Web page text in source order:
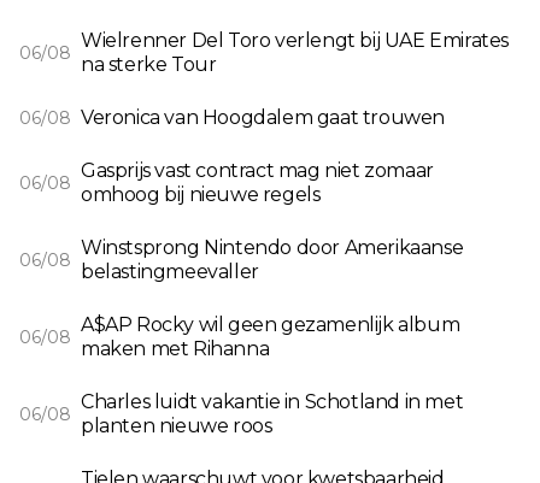
06/08
Wielrenner Del Toro verlengt bij UAE Emirates
na sterke Tour
06/08 Veronica van Hoogdalem gaat trouwen
06/08
Gasprijs vast contract mag niet zomaar
omhoog bij nieuwe regels
06/08
Winstsprong Nintendo door Amerikaanse
belastingmeevaller
06/08
A$AP Rocky wil geen gezamenlijk album
maken met Rihanna
06/08
Charles luidt vakantie in Schotland in met
planten nieuwe roos